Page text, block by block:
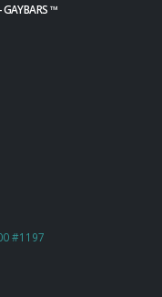
GAYBARS ™
#1197